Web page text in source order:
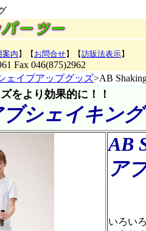
案内】【 お問合せ】【訪販法表示】
Fax 046(875)2962
ェイプアップグッズ>AB
をより効果的に！！
ブシェイキング
AB
ア
いろい